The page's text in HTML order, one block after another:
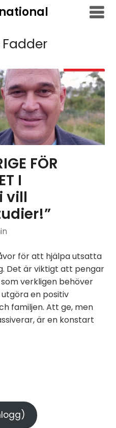
Fadder
FÖR
I
vill
för att hjälpa utsatta
Det är viktigt att pengar
verkligen behöver
en positiv
familjen. Att ge, men
är en konstart